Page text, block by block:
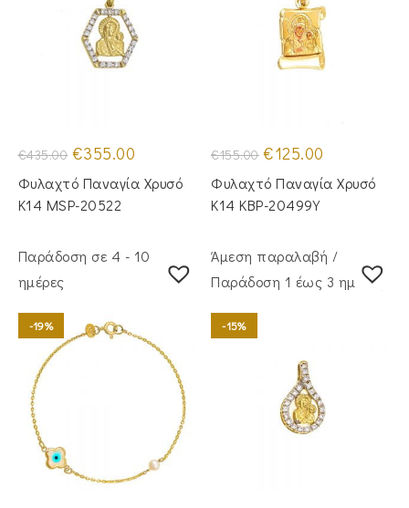
€435.00 Original
price
was:
€435.00.
€355.00
τιμή
είναι:
Φυλαχτό Παναγία Χρυσό
Κ14 MSP-20522
€155.00 Original
price
was:
€155.00.
€125.00
τιμή
είναι:
Φυλαχτό Παναγία Χρυσό
Κ14 KBP-20499Y
Παράδοση σε 4 - 10
ημέρες
-19%
Άμεση παραλαβή /
Παράδoση 1 έως 3 ημέρες
-15%